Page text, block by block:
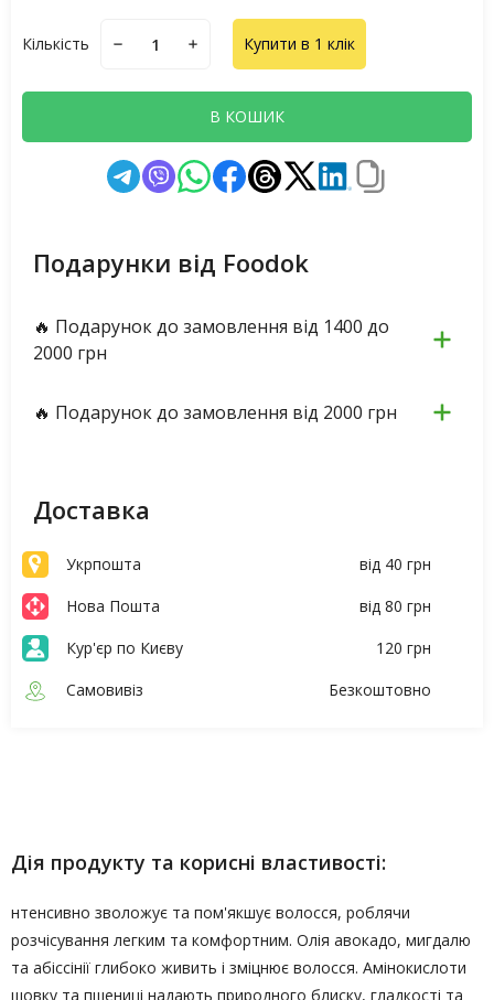
Кількість Купити в 1 клік
В КОШИК
Подарунки від Foodok
🔥 Подарунок до замовлення від 1400 до
2000 грн
🔥 Подарунок до замовлення від 2000 грн
Доставка
Укрпошта
від 40 грн
Нова Пошта
від 80 грн
Кур'єр по Києву
120 грн
Самовивіз
Безкоштовно
Дія продукту та корисні властивості:
нтенсивно зволожує та пом'якшує волосся, роблячи
розчісування легким та комфортним. Олія авокадо, мигдалю
та абіссінії глибоко живить і зміцнює волосся. Амінокислоти
шовку та пшениці надають природного блиску, гладкості та